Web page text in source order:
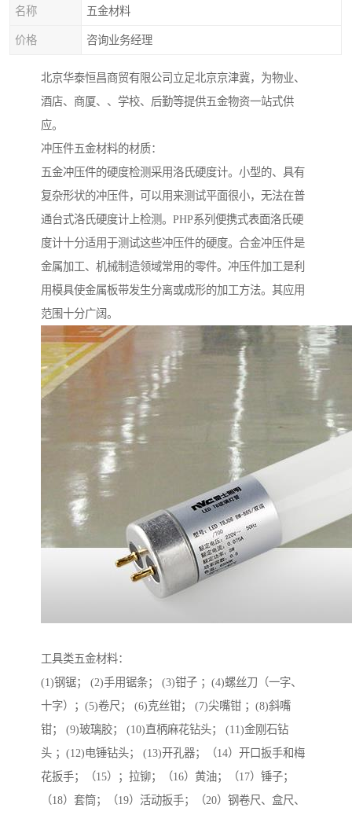
名称 五金材料
价格 咨询业务经理
北京华泰恒昌商贸有限公司立足北京京津冀，为物业、
酒店、商厦、、学校、后勤等提供五金物资一站式供
应。
冲压件五金材料的材质：
五金冲压件的硬度检测采用洛氏硬度计。小型的、具有
复杂形状的冲压件，可以用来测试平面很小，无法在普
通台式洛氏硬度计上检测。PHP系列便携式表面洛氏硬
度计十分适用于测试这些冲压件的硬度。合金冲压件是
金属加工、机械制造领域常用的零件。冲压件加工是利
用模具使金属板带发生分离或成形的加工方法。其应用
范围十分广阔。
工具类五金材料：
(1)钢锯； (2)手用锯条； (3)钳子 ；(4)螺丝刀（一字、
十字）；(5)卷尺； (6)克丝钳； (7)尖嘴钳 ；(8)斜嘴
钳； (9)玻璃胶； (10)直柄麻花钻头； (11)金刚石钻
头 ；(12)电锤钻头； (13)开孔器；（14）开口扳手和梅
花扳手；（15）；拉铆；（16）黄油；（17）锤子；
（18）套筒；（19）活动扳手；（20）钢卷尺、盒尺、